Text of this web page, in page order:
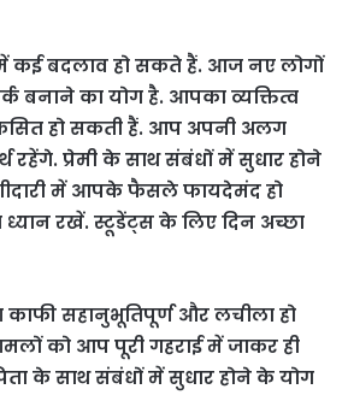
कई बदलाव हो सकते हैं. आज नए लोगों
बनाने का योग है. आपका व्यक्तित्व
हो सकती हैं. आप अपनी अलग
रहेंगे. प्रेमी के साथ संबंधों में सुधार होने
में आपके फैसले फायदेमंद हो
रखें. स्टूडेंट्स के लिए दिन अच्छा
सहानुभूतिपूर्ण और लचीला हो
को आप पूरी गहराई में जाकर ही
के साथ संबंधों में सुधार होने के योग